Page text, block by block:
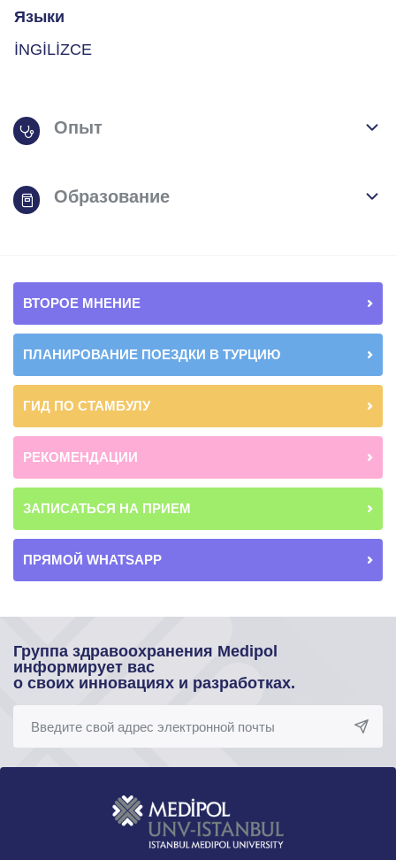
Языки
İNGİLİZCE
Опыт
Образование
ВТОРОЕ МНЕНИЕ
ПЛАНИРОВАНИЕ ПОЕЗДКИ В ТУРЦИЮ
ГИД ПО СТАМБУЛУ
РЕКОМЕНДАЦИИ
ЗАПИСАТЬСЯ НА ПРИЕМ
ПРЯМОЙ WHATSAPP
Группа здравоохранения Medipol
информирует вас
о своих инновациях и разработках.